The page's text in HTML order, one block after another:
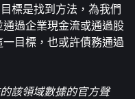
標是找到方法，為我們
過企業現金流或通過股
目標，也或許債務通過
該領域數據的官方聲